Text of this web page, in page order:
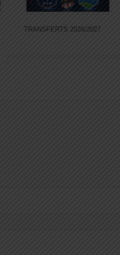
TRANSFERTS 2026/2027